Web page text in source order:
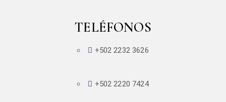
TELÉFONOS
+502 2232 3626
+502 2220 7424